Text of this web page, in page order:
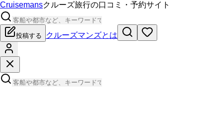
Cruisemansクルーズ旅行の口コミ・予約サイト
投稿する クルーズマンズとは